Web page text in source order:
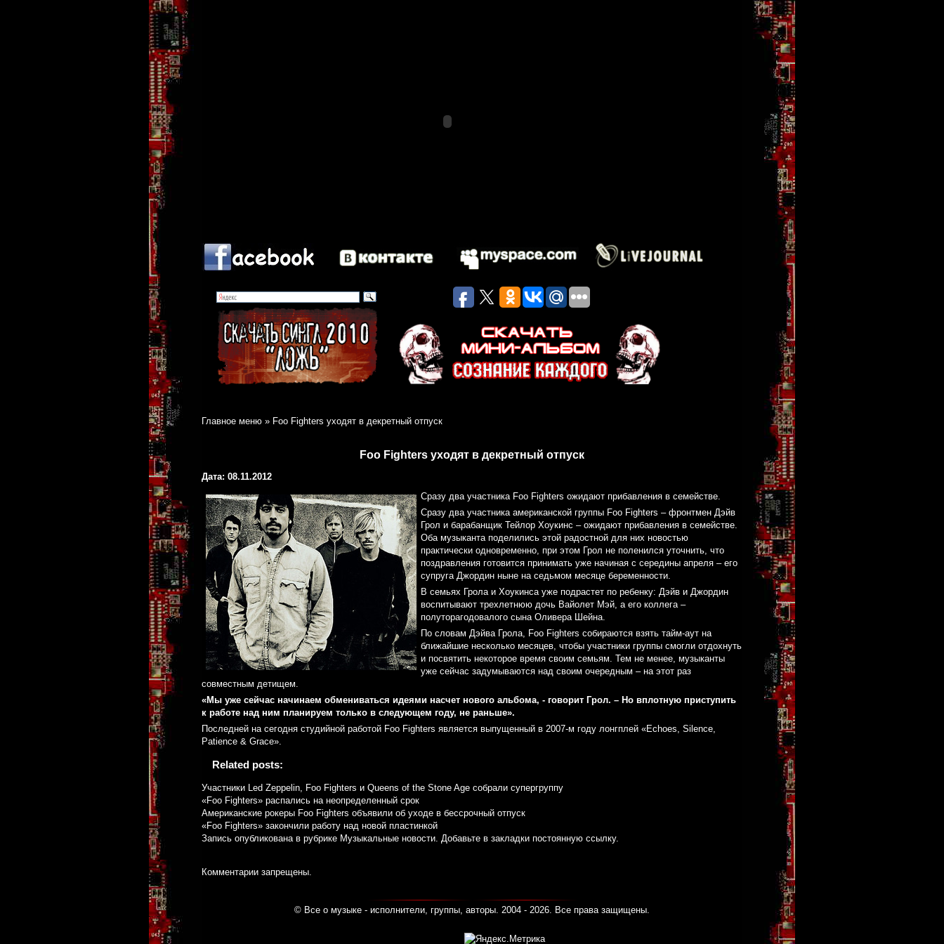
Главное меню » Foo Fighters уходят в декретный отпуск
Foo Fighters уходят в декретный отпуск
Дата: 08.11.2012
Сразу два участника Foo Fighters ожидают прибавления в семействе.
Сразу два участника американской группы Foo Fighters – фронтмен Дэйв
Грол и барабанщик Тейлор Хоукинс – ожидают прибавления в семействе.
Оба музыканта поделились этой радостной для них новостью
практически одновременно, при этом Грол не поленился уточнить, что
поздравления готовится принимать уже начиная с середины апреля – его
супруга Джордин ныне на седьмом месяце беременности.
В семьях Грола и Хоукинса уже подрастет по ребенку: Дэйв и Джордин
воспитывают трехлетнюю дочь Вайолет Мэй, а его коллега –
полуторагодовалого сына Оливера Шейна.
По словам Дэйва Грола, Foo Fighters собираются взять тайм-аут на
ближайшие несколько месяцев, чтобы участники группы смогли отдохнуть
и посвятить некоторое время своим семьям. Тем не менее, музыканты
уже сейчас задумываются над своим очередным – на этот раз
совместным детищем.
«Мы уже сейчас начинаем обмениваться идеями насчет нового альбома, - говорит Грол. – Но вплотную приступить
к работе над ним планируем только в следующем году, не раньше».
Последней на сегодня студийной работой Foo Fighters является выпущенный в 2007-м году лонгплей «Echoes, Silence,
Patience & Grace».
Related posts:
Участники Led Zeppelin, Foo Fighters и Queens of the Stone Age собрали супергруппу
«Foo Fighters» распались на неопределенный срок
Американские рокеры Foo Fighters объявили об уходе в бессрочный отпуск
«Foo Fighters» закончили работу над новой пластинкой
Запись опубликована в рубрике Музыкальные новости. Добавьте в закладки постоянную ссылку.
Комментарии запрещены.
© Все о музыке - исполнители, группы, авторы. 2004 - 2026. Все права защищены.